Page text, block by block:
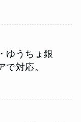
ゆうちょ銀
で対応。